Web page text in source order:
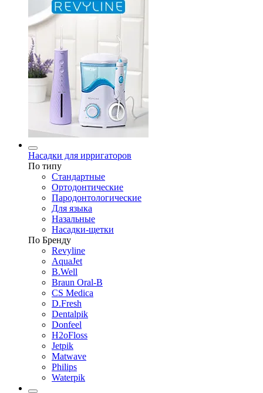
Насадки для ирригаторов
По типу
Стандартные
Ортодонтические
Пародонтологические
Для языка
Назальные
Насадки-щетки
По Бренду
Revyline
AquaJet
B.Well
Braun Oral-B
CS Medica
D.Fresh
Dentalpik
Donfeel
H2oFloss
Jetpik
Matwave
Philips
Waterpik